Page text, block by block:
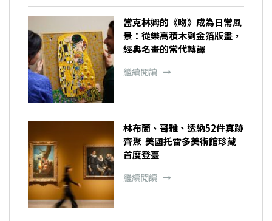
當克林姆的《吻》成為日常風
景：從樂高積木到金箔版畫，
經典名畫的當代轉譯
繼續閱讀
林布蘭、哥雅、透納52件真跡
齊聚 美國托雷多美術館珍藏
首度登臺
繼續閱讀